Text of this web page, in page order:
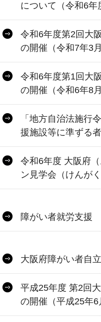
について（令和6年
令和6年度第2回大
の開催（令和7年3
令和6年度第1回大
の開催（令和6年8
「地方自治法施行
援施設等に準ずる
令和6年度 大阪府
ン見学会（けんが
障がい者就労支援
大阪府障がい者自
平成25年度 第2回
の開催（平成25年6